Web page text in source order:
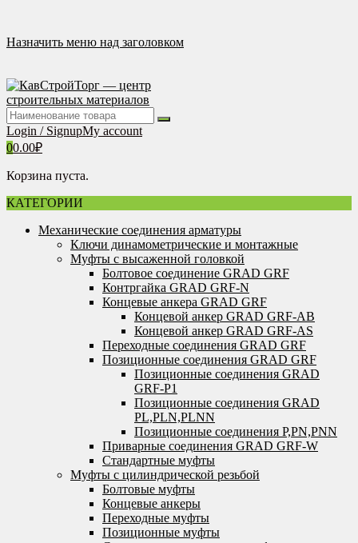
содержимому
Назначить меню над заголовком
Login / SignupMy account
00.00₽
Корзина пуста.
КАТЕГОРИИ
Механические соединения арматуры
Ключи динамометрические и монтажные
Муфты с высаженной головкой
Болтовое соединение GRAD GRF
Контргайка GRAD GRF-N
Концевые анкера GRAD GRF
Концевой анкер GRAD GRF-AB
Концевой анкер GRAD GRF-AS
Переходные соединения GRAD GRF
Позиционные соединения GRAD GRF
Позиционные соединения GRAD
GRF-P1
Позиционные соединения GRAD
PL,PLN,PLNN
Позиционные соединения P,PN,PNN
Приварные соединения GRAD GRF-W
Стандартные муфты
Муфты с цилиндрической резьбой
Болтовые муфты
Концевые анкеры
Переходные муфты
Позиционные муфты